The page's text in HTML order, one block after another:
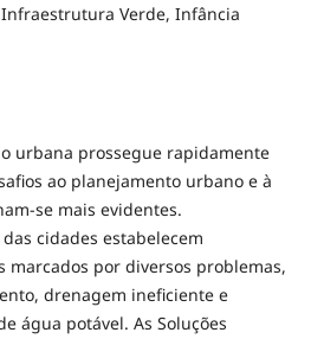
Verde, Infância
urbana prossegue rapidamente
ao planejamento urbano e à
se mais evidentes.
cidades estabelecem
marcados por diversos problemas,
drenagem ineficiente e
água potável. As Soluções